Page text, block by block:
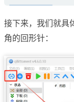
接下来，我们就具
角的回形针：